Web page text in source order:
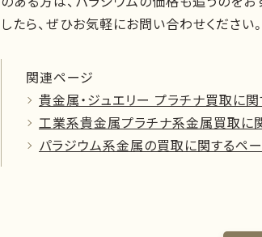
したら、ぜひお気軽にお問い合わせください。
関連ページ
貴金属・ジュエリー プラチナ買取に
工業系貴金属プラチナ系金属買取に
パラジウム系金属の買取に関するペ